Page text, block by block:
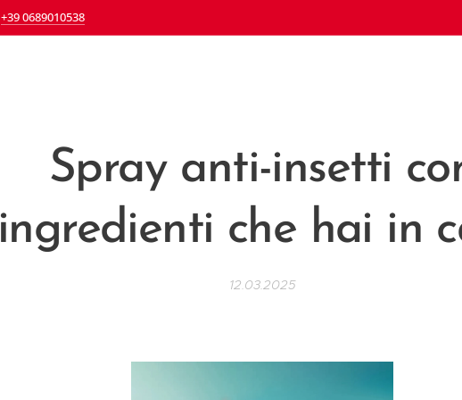
+39 0689010538
Spray anti-insetti
ingredienti che hai in
12.03.2025